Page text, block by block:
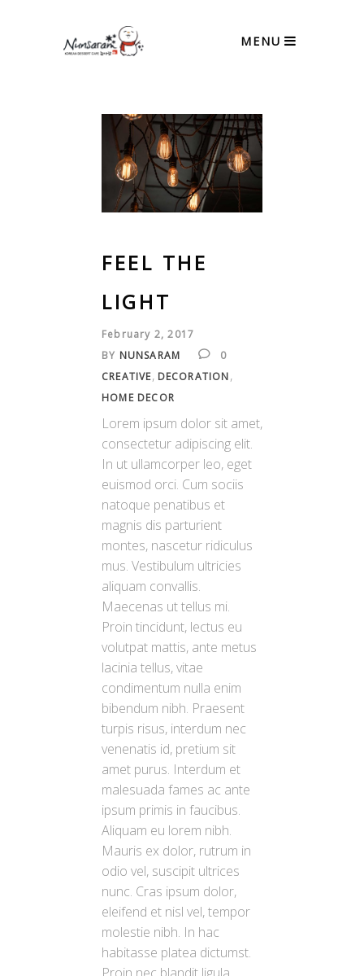
MENU
FEEL THE
LIGHT
February 2, 2017
BY NUNSARAM
0
CREATIVE, DECORATION,
HOME DECOR
Lorem ipsum dolor sit amet,
consectetur adipiscing elit.
In ut ullamcorper leo, eget
euismod orci. Cum sociis
natoque penatibus et
magnis dis parturient
montes, nascetur ridiculus
mus. Vestibulum ultricies
aliquam convallis.
Maecenas ut tellus mi.
Proin tincidunt, lectus eu
volutpat mattis, ante metus
lacinia tellus, vitae
condimentum nulla enim
bibendum nibh. Praesent
turpis risus, interdum nec
venenatis id, pretium sit
amet purus. Interdum et
malesuada fames ac ante
ipsum primis in faucibus.
Aliquam eu lorem nibh.
Mauris ex dolor, rutrum in
odio vel, suscipit ultrices
nunc. Cras ipsum dolor,
eleifend et nisl vel, tempor
molestie nibh. In hac
habitasse platea dictumst.